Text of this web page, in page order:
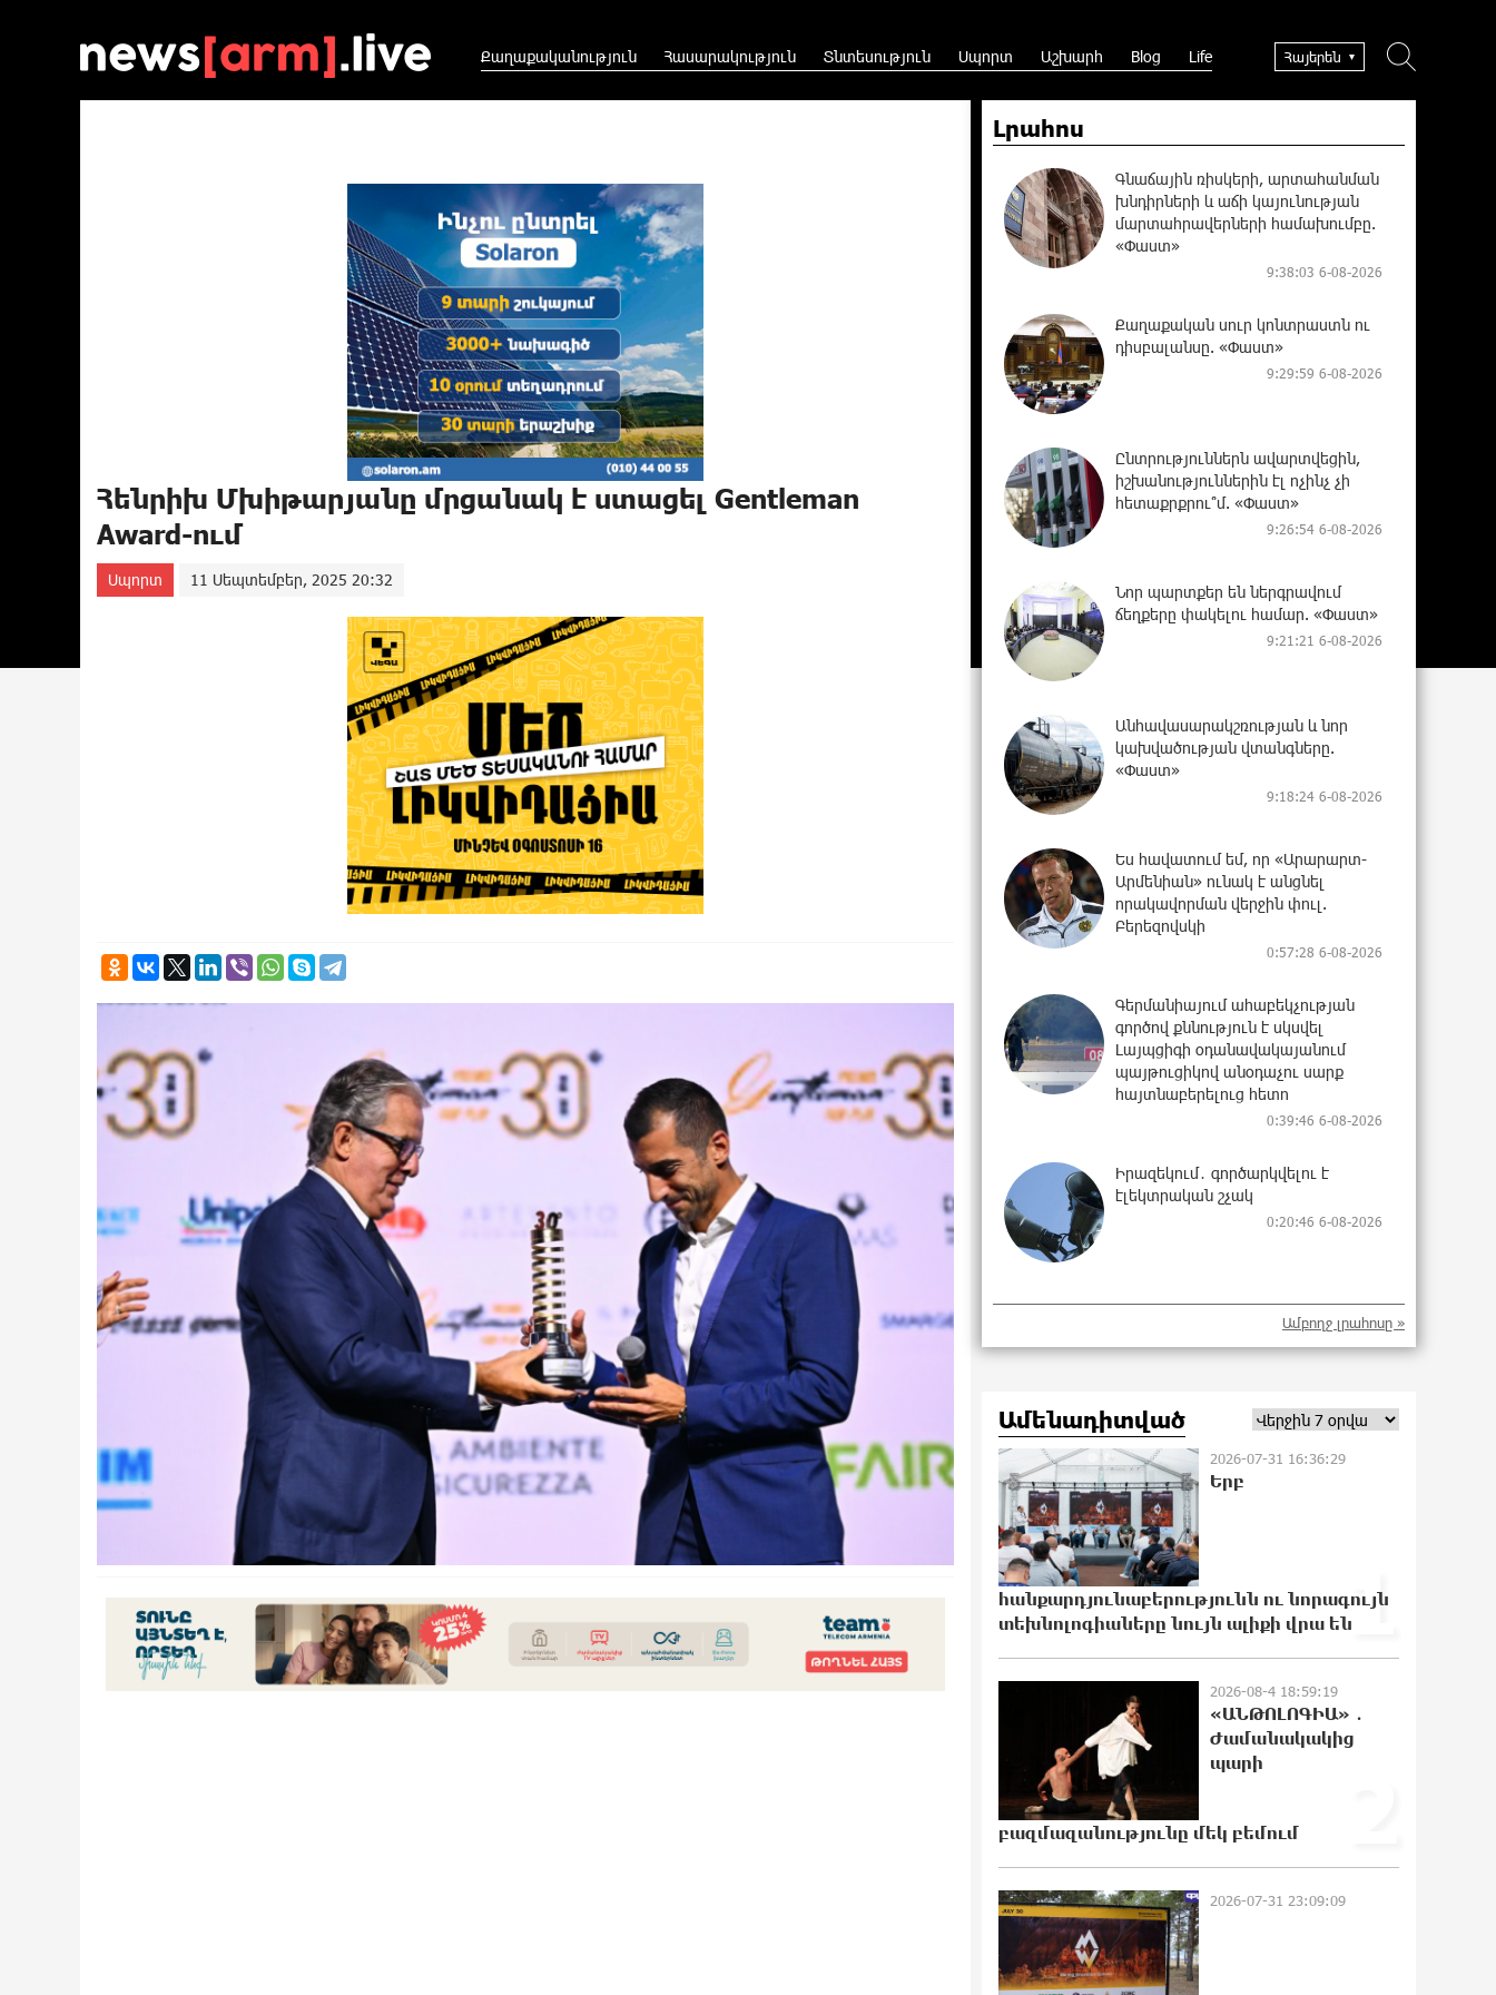
Քաղաքականություն Հասարակություն Տնտեսություն Սպորտ Աշխարհ Blog Life Հայերեն
Հենրիխ Մխիթարյանը մրցանակ է ստացել Gentleman
Award-ում
Սպորտ 11 Սեպտեմբեր, 2025 20:32
Լրահոս
Գնաճային ռիսկերի, արտահանման
խնդիրների և աճի կայունության
մարտահրավերների համախումբը.
«Փաստ»
9:38:03 6-08-2026
Քաղաքական սուր կոնտրաստն ու
դիսբալանսը. «Փաստ»
9:29:59 6-08-2026
Ընտրություններն ավարտվեցին,
իշխանություններին էլ ոչինչ չի
հետաքրքրու՞մ. «Փաստ»
9:26:54 6-08-2026
Նոր պարտքեր են ներգրավում
ճեղքերը փակելու համար. «Փաստ»
9:21:21 6-08-2026
Անհավասարակշռության և նոր
կախվածության վտանգները.
«Փաստ»
9:18:24 6-08-2026
Ես հավատում եմ, որ «Արարարտ-
Արմենիան» ունակ է անցնել
որակավորման վերջին փուլ.
Բերեզովսկի
0:57:28 6-08-2026
Գերմանիայում ահաբեկչության
գործով քննություն է սկսվել
Լայպցիգի օդանավակայանում
պայթուցիկով անօդաչու սարք
հայտնաբերելուց հետո
0:39:46 6-08-2026
Իրազեկում․ գործարկվելու է
էլեկտրական շչակ
0:20:46 6-08-2026
37 թիվն է. վաղը զանգը հնչելու է
նույնիսկ կատակ անողների
համար. Մենուա Սողոմոնյան
Օգոստոսի 6-ին, 7-ին, 10-ին, 11-ին,
12-ին և 13-ին հարյուրավոր
հասցեներում լույս չի լինելու
Ջուր հավաքեք․ բազմաթիվ
հասցեներում ջուր չի լինելու
23:31:16 5-08-2026
Եվրոպայի մայրաքաղաքները
գրանցում են շոգի նոր ռեկորդներ
Զովունի-Եղվարդ ճանապարհին
բախվել են «Alfa Romeo»-ն և
Անունս տալուց առաջ գոնե
Ամբողջ լրահոսը »
Ամենադիտված
1
2026-07-31 16:36:29
Երբ
հանքարդյունաբերությունն ու նորագույն
տեխնոլոգիաները նույն ալիքի վրա են
2026-08-4 18:59:19
«ԱՆԹՈԼՈԳԻԱ» ․
Ժամանակակից
պարի
բազմազանությունը մեկ բեմում
2026-07-31 23:09:09